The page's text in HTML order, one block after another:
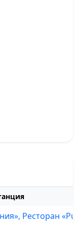
Ресторан